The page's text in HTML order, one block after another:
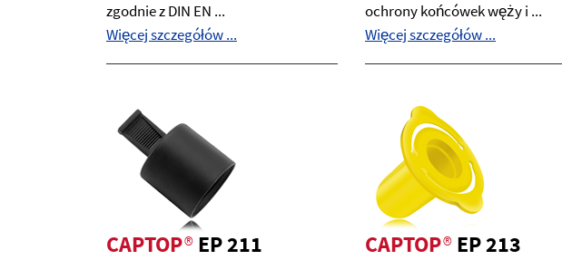
zgodnie z DIN EN ...
Więcej szczegółów ...
ochrony końcówek węży i ...
Więcej szczegółów ...
CAPTOP®EP 211 CAPTOP®EP 213